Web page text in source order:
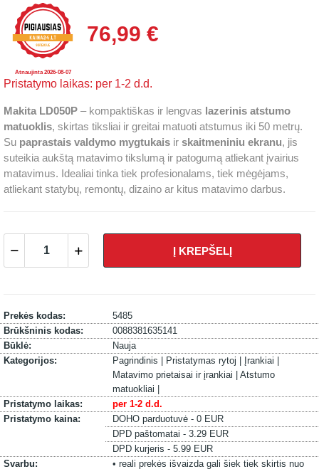
76,99 €
Atnaujinta 2026-08-07
Pristatymo laikas: per 1-2 d.d.
Makita LD050P – kompaktiškas ir lengvas lazerinis atstumo
matuoklis, skirtas tiksliai ir greitai matuoti atstumus iki 50 metrų.
Su paprastais valdymo mygtukais ir skaitmeniniu ekranu, jis
suteikia aukštą matavimo tikslumą ir patogumą atliekant įvairius
matavimus. Idealiai tinka tiek profesionalams, tiek mėgėjams,
atliekant statybų, remontų, dizaino ar kitus matavimo darbus.
Į KREPŠELĮ
Prekės kodas:
5485
Brūkšninis kodas:
0088381635141
Būklė:
Nauja
Kategorijos:
Pagrindinis | Pristatymas rytoj |
Įrankiai |
Matavimo prietaisai ir įrankiai | Atstumo
matuokliai |
Pristatymo laikas:
per 1-2 d.d.
Pristatymo kaina:
DOHO parduotuvė - 0 EUR
DPD paštomatai - 3.29 EUR
DPD kurjeris - 5.99 EUR
Svarbu:
• reali prekės išvaizda gali šiek tiek skirtis nuo